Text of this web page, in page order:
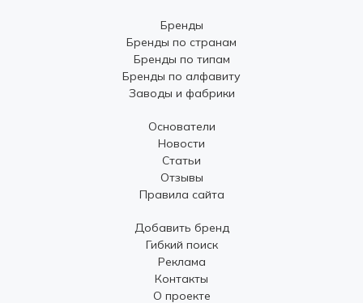
Бренды
Бренды по странам
Бренды по типам
Бренды по алфавиту
Заводы и фабрики
Основатели
Новости
Статьи
Отзывы
Правила сайта
Добавить бренд
Гибкий поиск
Реклама
Контакты
О проекте